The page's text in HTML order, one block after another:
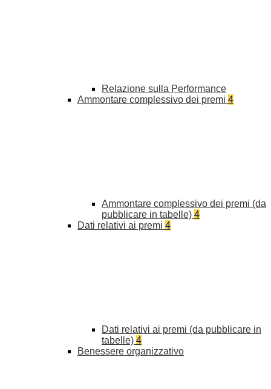
Relazione sulla Performance
Ammontare complessivo dei premi 4
Ammontare complessivo dei premi (da
pubblicare in tabelle) 4
Dati relativi ai premi 4
Dati relativi ai premi (da pubblicare in
tabelle) 4
Benessere organizzativo